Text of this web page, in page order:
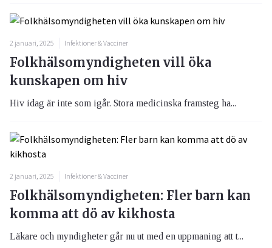
2 januari, 2025 Infektioner & Vacciner
Folkhälsomyndigheten vill öka
kunskapen om hiv
Hiv idag är inte som igår. Stora medicinska framsteg ha...
2 januari, 2025 Infektioner & Vacciner
Folkhälsomyndigheten: Fler barn kan
komma att dö av kikhosta
Läkare och myndigheter går nu ut med en uppmaning att t...